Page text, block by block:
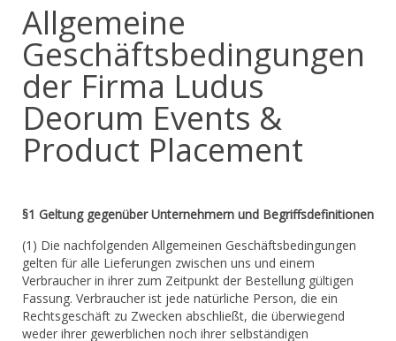
Allgemeine
Geschäftsbedingungen
der Firma Ludus
Deorum Events &
Product Placement
§1 Geltung gegenüber Unternehmern und Begriffsdefinitionen
(1) Die nachfolgenden Allgemeinen Geschäftsbedingungen
gelten für alle Lieferungen zwischen uns und einem
Verbraucher in ihrer zum Zeitpunkt der Bestellung gültigen
Fassung. Verbraucher ist jede natürliche Person, die ein
Rechtsgeschäft zu Zwecken abschließt, die überwiegend
weder ihrer gewerblichen noch ihrer selbständigen